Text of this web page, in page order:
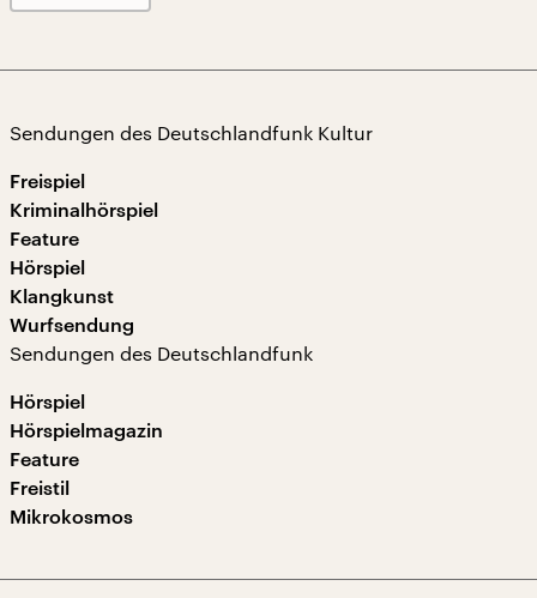
Sendungen des Deutschlandfunk Kultur
Freispiel
Kriminalhörspiel
Feature
Hörspiel
Klangkunst
Wurfsendung
Sendungen des Deutschlandfunk
Hörspiel
Hörspielmagazin
Feature
Freistil
Mikrokosmos